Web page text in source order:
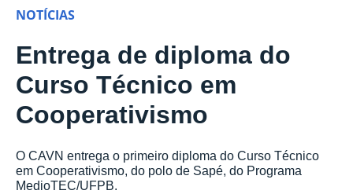
NOTÍCIAS
Entrega de diploma do
Curso Técnico em
Cooperativismo
O CAVN entrega o primeiro diploma do Curso Técnico
em Cooperativismo, do polo de Sapé, do Programa
MedioTEC/UFPB.